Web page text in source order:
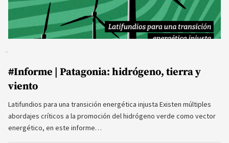
#Informe | Patagonia: hidrógeno, tierra y
viento
Latifundios para una transición energética injusta Existen múltiples
abordajes críticos a la promoción del hidrógeno verde como vector
energético, en este informe…